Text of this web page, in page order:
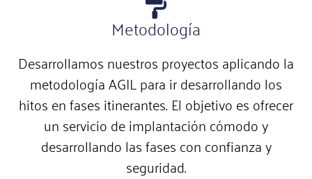
Metodología
Desarrollamos nuestros proyectos aplicando la
metodología AGIL para ir desarrollando los
hitos en fases itinerantes. El objetivo es ofrecer
un servicio de implantación cómodo y
desarrollando las fases con confianza y
seguridad.